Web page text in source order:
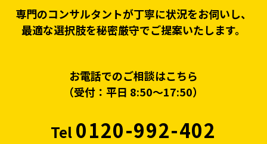
専門のコンサルタントが丁寧に状況をお伺いし、
最適な選択肢を秘密厳守でご提案いたします。
お電話でのご相談はこちら
（受付：平日 8:50〜17:50）
Tel0120-992-402